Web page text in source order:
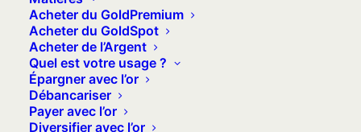
Acheter du GoldPremium
Acheter du GoldSpot
Acheter de l’Argent
Quel est votre usage ?
Épargner avec l’or
Débancariser
Payer avec l’or
Diversifier avec l’or
enjeu stratégique pour la France
25 juin 2024 • 14 minutes •
La Nouvelle-Calédonie n’est pas qu’une
simple destination touristique de rêve